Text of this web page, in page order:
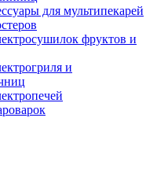
для мультипекарей
фруктов и
и